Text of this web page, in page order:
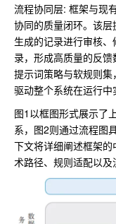
流程协同层: 框架与现
协同的质量闭环。该
生成的记录进行审核
录，形成高质量的反
提示词策略与软规则
驱动整个系统在运行中
图1以框图形式展示了
系，图2则通过流程图
下文将详细阐述框架
术路径、规则适配以及